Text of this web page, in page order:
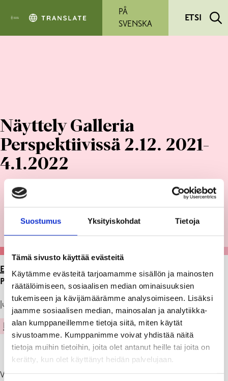
Suostumus Yksityiskohdat Tietoja
Tämä sivusto käyttää evästeitä
Käytämme evästeitä tarjoamamme sisällön ja mainosten
räätälöimiseen, sosiaalisen median ominaisuuksien
tukemiseen ja kävijämäärämme analysoimiseen. Lisäksi
jaamme sosiaalisen median, mainosalan ja analytiikka-
alan kumppaneillemme tietoja siitä, miten käytät
sivustoamme. Kumppanimme voivat yhdistää näitä
tietoja muihin tietoihin, joita olet antanut heille tai joita on
kerätty, kun olet käyttänyt heidän palvelujaan.
PÅ
SVENSKA
ETSI
Näyttely Galleria
Perspektiivissä 2.12. 2021-
4.1.2022
ETUSIVU ARTIKKELIT >
NÄYTTELY GALLERIA
PERSPEKTIIVISSÄ 2.12. 2021- 4.1.2022
Julkaistu: 29.11.21
KULTTUURI
Vapaus